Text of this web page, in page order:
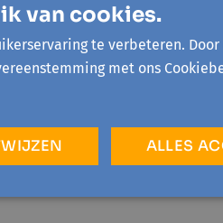
van cookies.
te verbeteren.
met ons
ALLES